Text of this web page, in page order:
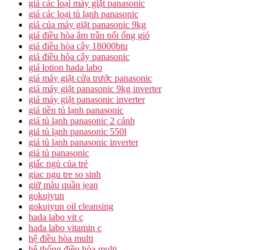
giá các loại máy giặt panasonic
giá các loại tủ lạnh panasonic
giá của máy giặt panasonic 9kg
giá điều hòa âm trần nối ống gió
giá điều hòa cây 18000btu
giá điều hòa cây panasonic
giá lotion hada labo
giá máy giặt cửa trước panasonic
giá máy giặt panasonic 9kg inverter
giá máy giặt panasonic inverter
giá tiền tủ lạnh panasonic
giá tủ lạnh panasonic 2 cánh
giá tủ lạnh panasonic 550l
giá tủ lạnh panasonic inverter
giá tủ panasonic
giấc ngủ của trẻ
giac ngu tre so sinh
giữ màu quần jean
gokujyun
gokujyun oil cleansing
hada labo vit c
hada labo vitamin c
hệ điều hòa multi